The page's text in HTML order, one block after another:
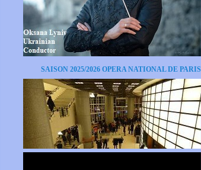
SAISON 2025/2026 OPERA NATIONAL DE PARIS